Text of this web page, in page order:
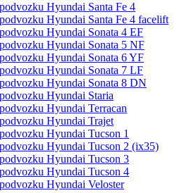
Hyundai Santa Fe 4
Hyundai Santa Fe 4 facelift
Hyundai Sonata 4 EF
Hyundai Sonata 5 NF
Hyundai Sonata 6 YF
Hyundai Sonata 7 LF
Hyundai Sonata 8 DN
Hyundai Staria
Hyundai Terracan
Hyundai Trajet
Hyundai Tucson 1
Hyundai Tucson 2 (ix35)
Hyundai Tucson 3
Hyundai Tucson 4
Hyundai Veloster